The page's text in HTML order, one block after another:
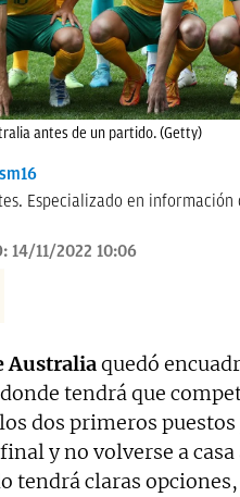
antes de un partido. (Getty)
Especializado en
14/11/2022 10:06
Australiaquedó
tendrá que
dos primeros
y no volverse a
tendrá claras